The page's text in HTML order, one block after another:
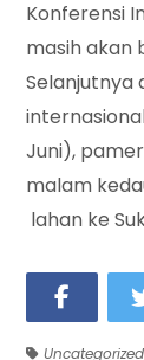
Konferensi
masih akan
Selanjutnya
Juni),
malam
lahan ke
Uncategorized